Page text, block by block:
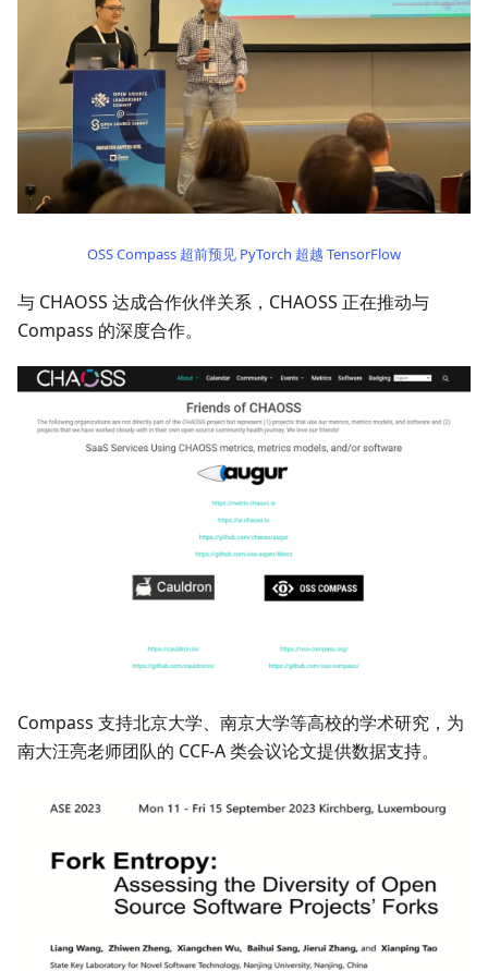
OSS Compass 超前预见 PyTorch 超越 TensorFlow
与 CHAOSS 达成合作伙伴关系，CHAOSS 正在推动与
Compass 的深度合作。
Compass 支持北京大学、南京大学等高校的学术研究，为
南大汪亮老师团队的 CCF-A 类会议论文提供数据支持。